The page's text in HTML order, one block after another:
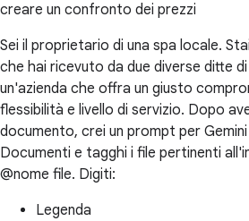
creare un confronto dei prezzi
Sei il proprietario di una spa locale.
che hai ricevuto da due diverse ditte di
un'azienda che offra un giusto
flessibilità e livello di servizio. Dopo
documento, crei un prompt per
Documenti e tagghi i file pertinenti
@nome file. Digiti:
Legenda